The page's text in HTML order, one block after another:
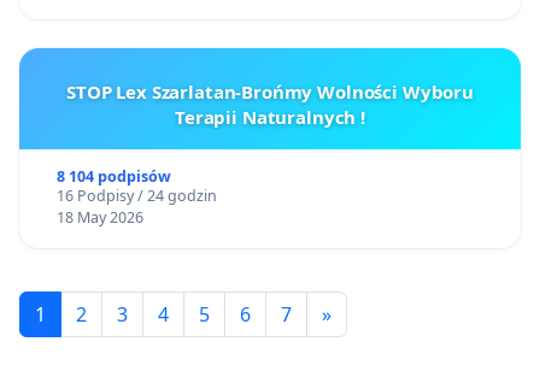
STOP Lex Szarlatan-Brońmy Wolności Wyboru
Terapii Naturalnych !
8 104 podpisów
16 Podpisy / 24 godzin
18 May 2026
1 2 3 4 5 6 7 »